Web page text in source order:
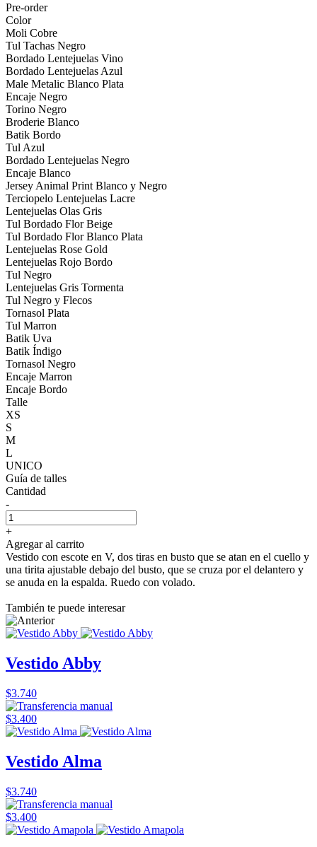
Pre-order
Color
Moli Cobre
Tul Tachas Negro
Bordado Lentejuelas Vino
Bordado Lentejuelas Azul
Male Metalic Blanco Plata
Encaje Negro
Torino Negro
Broderie Blanco
Batik Bordo
Tul Azul
Bordado Lentejuelas Negro
Encaje Blanco
Jersey Animal Print Blanco y Negro
Terciopelo Lentejuelas Lacre
Lentejuelas Olas Gris
Tul Bordado Flor Beige
Tul Bordado Flor Blanco Plata
Lentejuelas Rose Gold
Lentejuelas Rojo Bordo
Tul Negro
Lentejuelas Gris Tormenta
Tul Negro y Flecos
Tornasol Plata
Tul Marron
Batik Uva
Batik Índigo
Tornasol Negro
Encaje Marron
Encaje Bordo
Talle
XS
S
M
L
UNICO
Guía de talles
Cantidad
-
+
Agregar al carrito
Vestido con escote en V, dos tiras en busto que se atan en el cuello y
una tirita ajustable debajo del busto, que se cruza por el delantero y
se anuda en la espalda. Ruedo con volado.
También te puede interesar
Vestido Abby
$3.740
$3.400
Vestido Alma
$3.740
$3.400